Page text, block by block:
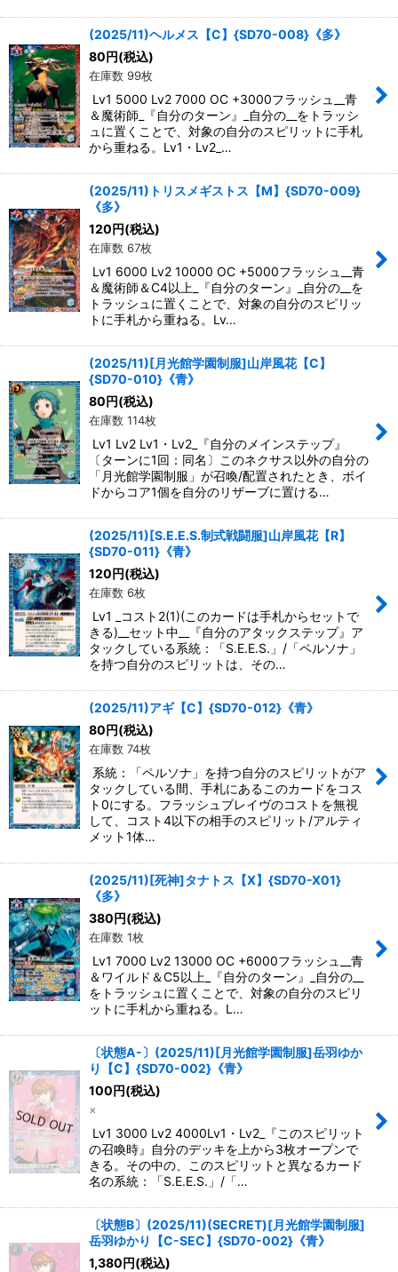
(2025/11)ヘルメス【C】{SD70-008}《多》
80 円(税込)
在庫数 99枚
Lv1 5000 Lv2 7000 OC +3000フラッシュ__青
＆魔術師_『自分のターン』_自分の__をトラッシ
ュに置くことで、対象の自分のスピリットに手札
から重ねる。Lv1・Lv2_…
(2025/11)トリスメギストス【M】{SD70-009}
《多》
120 円(税込)
在庫数 67枚
Lv1 6000 Lv2 10000 OC +5000フラッシュ__青
＆魔術師＆C4以上_『自分のターン』_自分の__を
トラッシュに置くことで、対象の自分のスピリッ
トに手札から重ねる。Lv…
(2025/11)[月光館学園制服]山岸風花【C】
{SD70-010}《青》
80 円(税込)
在庫数 114枚
Lv1 Lv2 Lv1・Lv2_『自分のメインステップ』
〔ターンに1回：同名〕このネクサス以外の自分の
「月光館学園制服」が召喚/配置されたとき、ボイ
ドからコア1個を自分のリザーブに置ける…
(2025/11)[S.E.E.S.制式戦闘服]山岸風花【R】
{SD70-011}《青》
120 円(税込)
在庫数 6枚
Lv1 _コスト2(1)(このカードは手札からセットで
きる)__セット中__『自分のアタックステップ』ア
タックしている系統：「S.E.E.S.」/「ペルソナ」
を持つ自分のスピリットは、その…
(2025/11)アギ【C】{SD70-012}《青》
80 円(税込)
在庫数 74枚
系統：「ペルソナ」を持つ自分のスピリットがア
タックしている間、手札にあるこのカードをコス
ト0にする。フラッシュブレイヴのコストを無視
して、コスト4以下の相手のスピリット/アルティ
メット1体…
(2025/11)[死神]タナトス【X】{SD70-X01}
《多》
380 円(税込)
在庫数 1枚
Lv1 7000 Lv2 13000 OC +6000フラッシュ__青
＆ワイルド＆C5以上_『自分のターン』_自分の__
をトラッシュに置くことで、対象の自分のスピリ
ットに手札から重ねる。L…
〔状態A-〕(2025/11)[月光館学園制服]岳羽ゆか
り【C】{SD70-002}《青》
100 円(税込)
×
Lv1 3000 Lv2 4000Lv1・Lv2_『このスピリット
の召喚時』自分のデッキを上から3枚オープンで
きる。その中の、このスピリットと異なるカード
名の系統：「S.E.E.S.」/「…
〔状態B〕(2025/11)(SECRET)[月光館学園制服]
岳羽ゆかり【C-SEC】{SD70-002}《青》
1,380 円(税込)